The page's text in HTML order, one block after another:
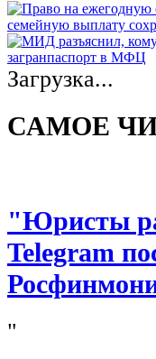
семейную выплату
загранпаспорт в МФЦ
Загрузка...
САМОЕ
"Юристы
Telegram
"